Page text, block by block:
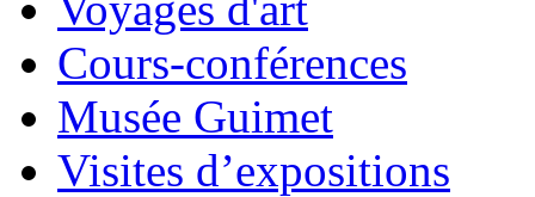
Cours-conférences
Musée Guimet
Visites d’expositions